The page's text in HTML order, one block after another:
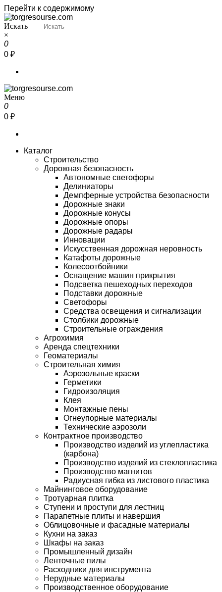
Перейти к содержимому
Torgresourse
Промышленный маркетплейс
Искать
×
0
0 ₽
Torgresourse
Промышленный маркетплейс
Меню
0
0 ₽
Каталог
Строительство
Дорожная безопасность
Автономные светофоры
Делиниаторы
Демпферные устройства безопасности
Дорожные знаки
Дорожные конусы
Дорожные опоры
Дорожные радары
Инновации
Искусственная дорожная неровность
Катафоты дорожные
Колесоотбойники
Оснащение машин прикрытия
Подсветка пешеходных переходов
Подставки дорожные
Светофоры
Средства освещения и сигнализации
Столбики дорожные
Строительные ограждения
Агрохимия
Аренда спецтехники
Геоматериалы
Строительная химия
Аэрозольные краски
Герметики
Гидроизоляция
Клея
Монтажные пены
Огнеупорные материалы
Технические аэрозоли
Контрактное производство
Производство изделий из углепластика
(карбона)
Производство изделий из стеклопластика
Производство магнитов
Радиусная гибка из листового пластика
Майнинговое оборудование
Тротуарная плитка
Ступени и проступи для лестниц
Парапетные плиты и навершия
Облицовочные и фасадные материалы
Кухни на заказ
Шкафы на заказ
Промышленный дизайн
Ленточные пилы
Расходники для инструмента
Нерудные материалы
Производственное оборудование